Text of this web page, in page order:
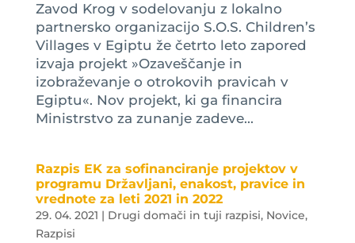
Zavod Krog v sodelovanju z lokalno
partnersko organizacijo S.O.S. Children’s
Villages v Egiptu že četrto leto zapored
izvaja projekt »Ozaveščanje in
izobraževanje o otrokovih pravicah v
Egiptu«. Nov projekt, ki ga financira
Ministrstvo za zunanje zadeve...
Razpis EK za sofinanciranje projektov v
programu Državljani, enakost, pravice in
vrednote za leti 2021 in 2022
29. 04. 2021 | Drugi domači in tuji razpisi, Novice,
Razpisi